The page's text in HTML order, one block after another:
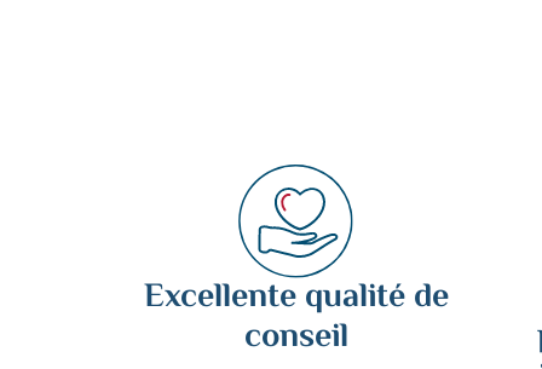
Excellente qualité de
conseil